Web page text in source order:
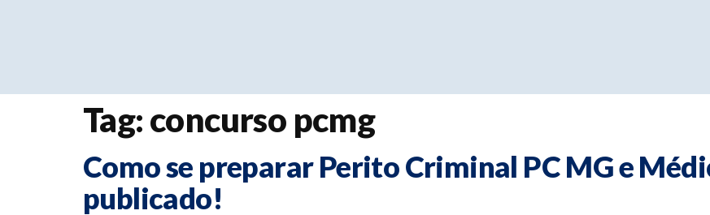
Tag: concurso pcmg
Como se preparar Perito Criminal PC MG e
publicado!